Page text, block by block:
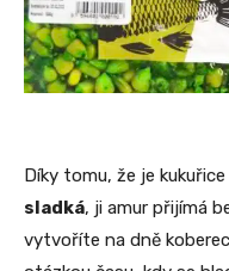
Díky tomu, že je
sladká, ji amur přijímá
vytvoříte na dně